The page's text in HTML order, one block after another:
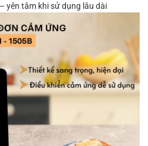
yên tâm khi sử dụng lâu dài